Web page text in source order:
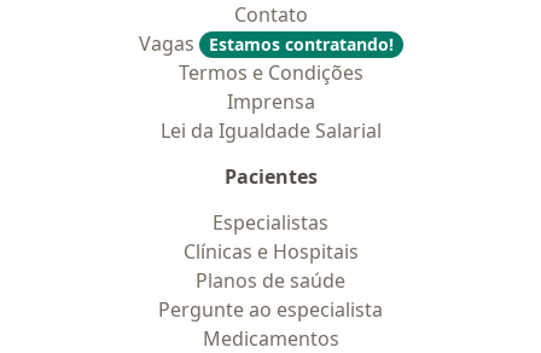
Contato
Vagas
Estamos contratando!
Termos e Condições
Imprensa
Lei da Igualdade Salarial
Pacientes
Especialistas
Clínicas e Hospitais
Planos de saúde
Pergunte ao especialista
Medicamentos